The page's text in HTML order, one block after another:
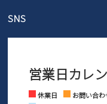
ご利用ください。
ントとしても安心してご
さい。
営業時間：11時～17時
※土日祝はお問い合わせ
SNS
Facebook Instagram
営業日カレ
休業日
お問い合